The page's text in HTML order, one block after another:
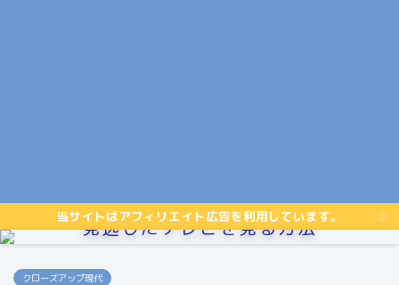
当サイトはアフィリエイト広告を利用しています。
見逃したテレビを見る方法
クローズアップ現代